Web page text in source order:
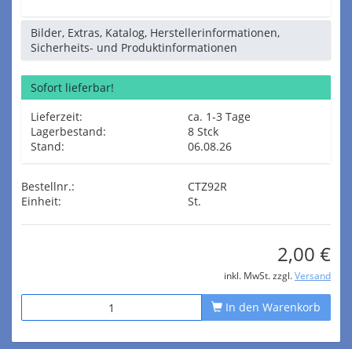
Bilder, Extras, Katalog, Herstellerinformationen,
Sicherheits- und Produktinformationen
Sofort lieferbar!
Lieferzeit:
ca. 1-3 Tage
Lagerbestand:
8 Stck
Stand:
06.08.26
Bestellnr.:
CTZ92R
Einheit:
St.
2,00 €
inkl. MwSt. zzgl. Versand
In den Warenkorb